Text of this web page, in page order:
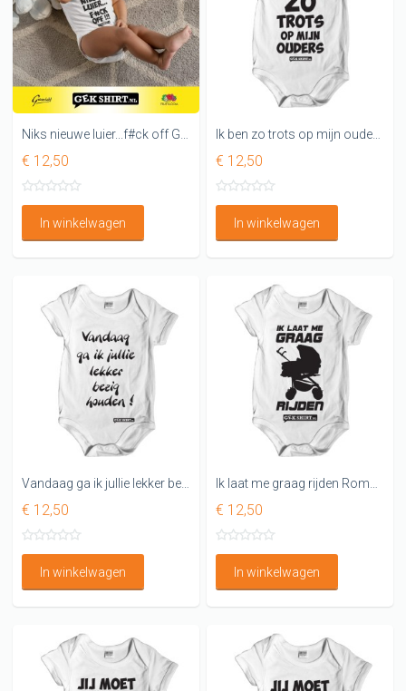
€ 12,50
In winkelwagen
€ 12,50
In winkelwagen
Vandaag ga ik jullie lekker bezig houden Rompertje
€ 12,50
In winkelwagen
€ 12,50
In winkelwagen